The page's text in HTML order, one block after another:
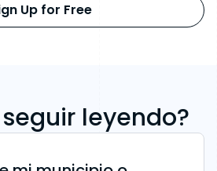
Up for Free
leyendo?